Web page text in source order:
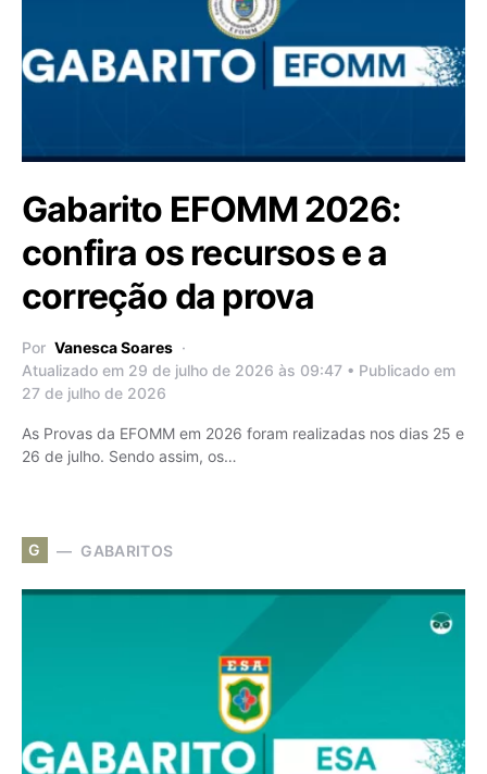
Gabarito EFOMM 2026:
confira os recursos e a
correção da prova
Por Vanesca Soares
Atualizado em 29 de julho de 2026 às 09:47 • Publicado em
27 de julho de 2026
As Provas da EFOMM em 2026 foram realizadas nos dias 25 e
26 de julho. Sendo assim, os…
G GABARITOS